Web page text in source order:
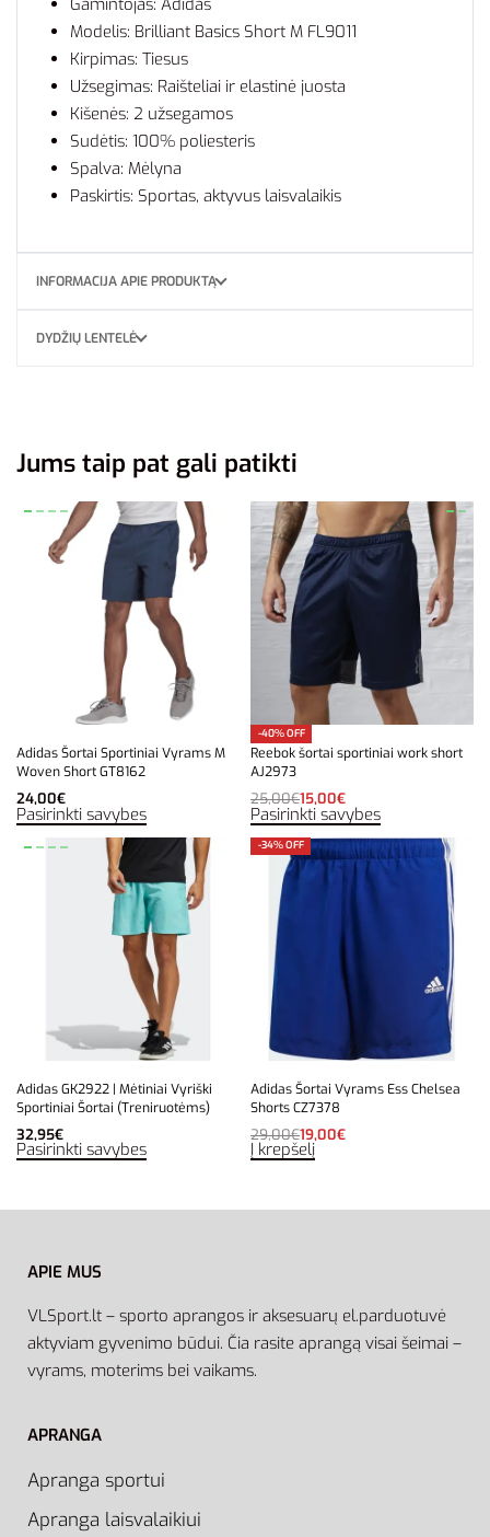
Modelis: Brilliant Basics Short M FL9011
Kirpimas: Tiesus
Užsegimas: Raišteliai ir elastinė juosta
Kišenės: 2 užsegamos
Sudėtis: 100% poliesteris
Spalva: Mėlyna
Paskirtis: Sportas, aktyvus laisvalaikis
INFORMACIJA APIE PRODUKTĄ
DYDŽIŲ LENTELĖ
Jums taip pat gali patikti
Adidas Šortai Sportiniai Vyrams M
Woven Short GT8162
24,00€
Pasirinkti savybes
-40% OFF
Reebok šortai sportiniai work short
AJ2973
25,00€15,00€
Pasirinkti savybes
Adidas GK2922 | Mėtiniai Vyriški
Sportiniai Šortai (Treniruotėms)
32,95€
Pasirinkti savybes
-34% OFF
Adidas Šortai Vyrams Ess Chelsea
Shorts CZ7378
29,00€19,00€
Į krepšelį
APIE MUS
VLSport.lt – sporto aprangos ir aksesuarų el.parduotuvė
aktyviam gyvenimo būdui. Čia rasite aprangą visai šeimai –
vyrams, moterims bei vaikams.
APRANGA
Apranga sportui
Apranga laisvalaikiui